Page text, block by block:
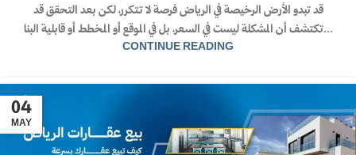
قد تبدو الأرض الرخيصة في الرياض فرصة لا تتكرر، لكن بعد التحقق قد
تكتشف أن المشكلة ليست في السعر، بل في الموقع أو المخطط أو قابلية البنا...
CONTINUE READING
04
MAY